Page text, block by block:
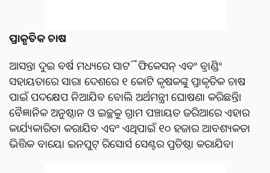
ପ୍ରାକୃତିକ ଚାଷ
ଆସନ୍ତା ଦୁଇ ବର୍ଷ ମଧ୍ୟରେ ସାର୍ଟିଫିକେସନ୍ ଏବଂ ବ୍ରାଣ୍ଡିଂ
ସହାୟତାରେ ସାରା ଦେଶରେ ୧ କୋଟି କୃଷକଙ୍କୁ ପ୍ରାକୃତିକ ଚାଷ
ପାଇଁ ପଦକ୍ଷେପ ନିଆଯିବ ବୋଲି ଅର୍ଥମନ୍ତ୍ରୀ ଘୋଷଣା କରିଛନ୍ତି।
ବୈଜ୍ଞାନିକ ଅନୁଷ୍ଠାନ ଓ ଇଚ୍ଛୁକ ଗ୍ରାମ ପଞ୍ଚାୟତ ଜରିଆରେ ଏହାର
କାର୍ଯ୍ୟକାରିତା କରାଯିବ ଏବଂ ଏଥିପାଇଁ ୧୦ ହଜାର ଆବଶ୍ୟକତା
ଭିତ୍ତିକ ବାୟୋ ଇନପୁଟ୍ ରିସୋର୍ସ ସେଣ୍ଟର ପ୍ରତିଷ୍ଠା କରାଯିବ।